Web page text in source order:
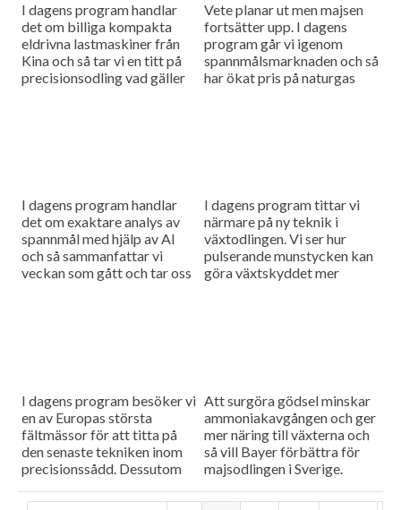
I dagens program handlar
det om billiga kompakta
eldrivna lastmaskiner från
Kina och så tar vi en titt på
precisionsodling vad gäller
Vete planar ut men majsen
fortsätter upp. I dagens
program går vi igenom
spannmålsmarknaden och så
har ökat pris på naturgas
I dagens program handlar
det om exaktare analys av
spannmål med hjälp av AI
och så sammanfattar vi
veckan som gått och tar oss
I dagens program tittar vi
närmare på ny teknik i
växtodlingen. Vi ser hur
pulserande munstycken kan
göra växtskyddet mer
I dagens program besöker vi
en av Europas största
fältmässor för att titta på
den senaste tekniken inom
precisionssådd. Dessutom
Farmall M – en
Att surgöra gödsel minskar
ammoniakavgången och ger
mer näring till växterna och
så vill Bayer förbättra för
majsodlingen i Sverige.